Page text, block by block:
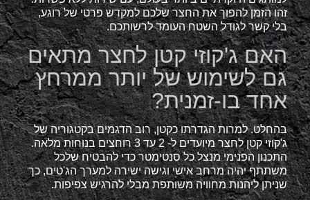
זהו הזמן להפוך את החצר שלכם למקדש פרטי של רוגע,
בלי קשר לגודל השטח העומד לרשותכם.
האם ג'קוזי קטן לחצר מתאים
גם לשימוש של יותר ממרחץ
אחד בו-זמנית?
בהחלט. למרות הגדרתו כקטן, רוב הדגמים בקטגוריה של
ג'קוזי קטן לחצר מיועדים ל- 2 עד 3 רוחצים בנוחות מלאה.
התכנון הפנימי מנצל כל סנטימטר כדי להבטיח שלכל
משתתף יהיה מרחב אישי וגישה ישירה למערך הג'טים, כך
שניתן ליהנות מחוויה משותפת מבלי להרגיש צפיפות.